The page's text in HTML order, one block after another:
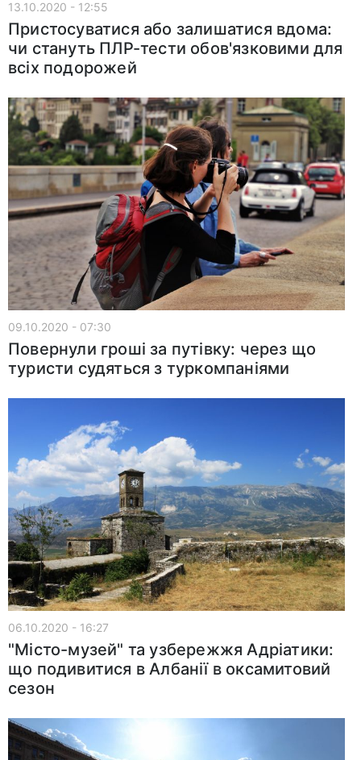
13.10.2020 - 12:55
Пристосуватися або залишатися вдома:
чи стануть ПЛР-тести обов'язковими для
всіх подорожей
09.10.2020 - 07:30
Повернули гроші за путівку: через що
туристи судяться з туркомпаніями
06.10.2020 - 16:27
"Місто-музей" та узбережжя Адріатики:
що подивитися в Албанії в оксамитовий
сезон